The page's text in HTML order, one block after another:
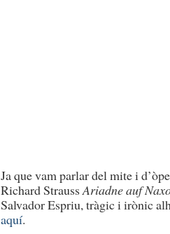
Ja que vam parlar del mite i
Richard StraussAriadne auf
Salvador Espriu, tràgic i irònic
aquí.